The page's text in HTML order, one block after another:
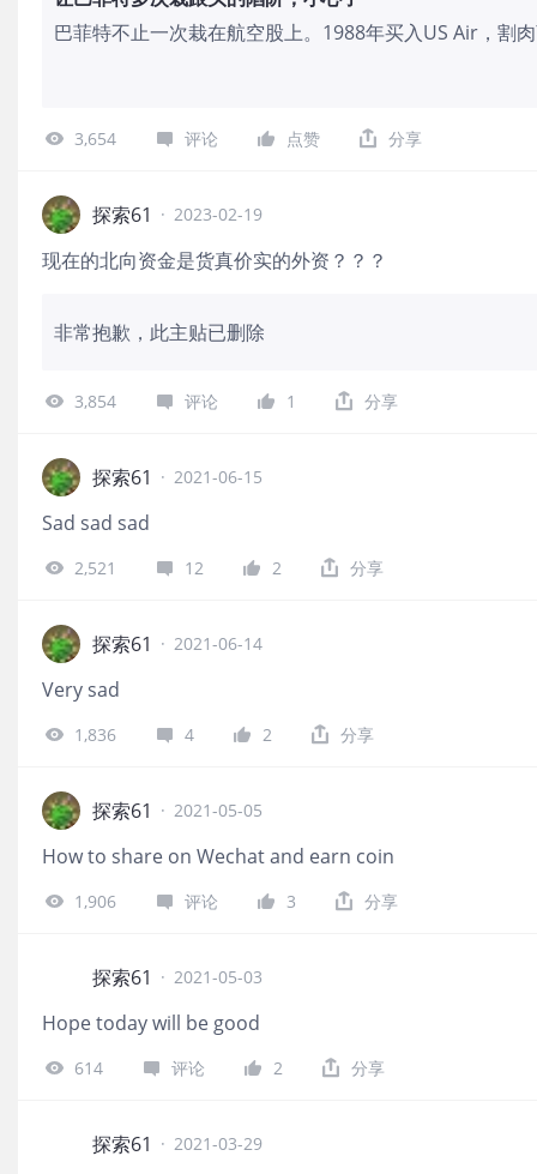
巴菲特不止一次栽在航空股上。1988年买入US Air，割
3,654 评论 点赞 分享
探索61 · 2023-02-19
现在的北向资金是货真价实的外资？？？
非常抱歉，此主贴已删除
3,854 评论 1 分享
探索61 · 2021-06-15
Sad sad sad
2,521 12 2 分享
探索61 · 2021-06-14
Very sad
1,836 4 2 分享
探索61 · 2021-05-05
How to share on Wechat and earn coin
1,906 评论 3 分享
探索61 · 2021-05-03
Hope today will be good
614 评论 2 分享
探索61 · 2021-03-29